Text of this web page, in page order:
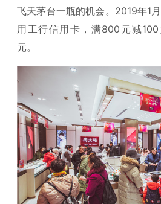
飞天茅台一瓶的机会。2019年1
用工行信用卡，满800元减
元。